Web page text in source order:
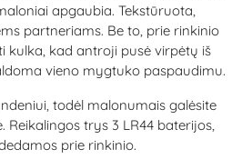
apgaubia. Tekstūruota,
partneriams. Be to, prie rinkinio
kulka, kad antroji pusė virpėtų iš
vieno mygtuko paspaudimu.
todėl malonumais galėsite
Reikalingos trys 3 LR44 baterijos,
prie rinkinio.